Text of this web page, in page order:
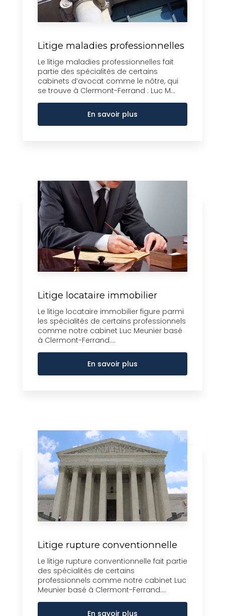
Litige maladies professionnelles
Le litige maladies professionnelles fait
partie des spécialités de certains
cabinets d’avocat comme le nôtre, qui
se trouve à Clermont-Ferrand : Luc M...
En savoir plus
Litige locataire immobilier
Le litige locataire immobilier figure parmi
les spécialités de certains professionnels
comme notre cabinet Luc Meunier basé
à Clermont-Ferrand....
En savoir plus
Litige rupture conventionnelle
Le litige rupture conventionnelle fait partie
des spécialités de certains
professionnels comme notre cabinet Luc
Meunier basé à Clermont-Ferrand....
En savoir plus